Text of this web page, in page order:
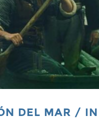
DEL MAR /